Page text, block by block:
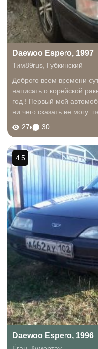
Daewoo Espero, 1997
Тим89rus, Губкинский
Доброго всем времени
написать о корейской
год ! Первый мой
ни чего сказать не могу
27к
30
Daewoo Espero, 1996
4.5